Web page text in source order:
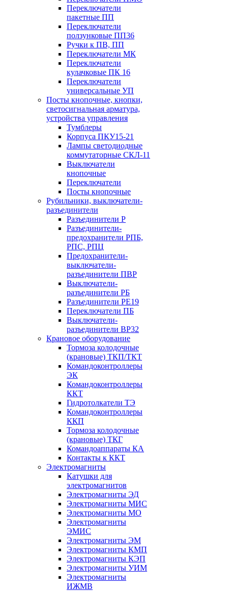
Переключатели
пакетные ПП
Переключатели
ползунковые ПП36
Ручки к ПВ, ПП
Переключатели МК
Переключатели
кулачковые ПК 16
Переключатели
универсальные УП
Посты кнопочные, кнопки,
светосигнальная арматура,
устройства управления
Тумблеры
Корпуса ПКУ15-21
Лампы светодиодные
коммутаторные СКЛ-11
Выключатели
кнопочные
Переключатели
Посты кнопочные
Рубильники, выключатели-
разъединители
Разъединители Р
Разъединители-
предохранители РПБ,
РПС, РПЦ
Предохранители-
выключатели-
разъединители ПВР
Выключатели-
разъединители РБ
Разъединители РЕ19
Переключатели ПБ
Выключатели-
разъединители ВР32
Крановое оборудование
Тормоза колодочные
(крановые) ТКП/ТКТ
Командоконтроллеры
ЭК
Командоконтроллеры
ККТ
Гидротолкатели ТЭ
Командоконтроллеры
ККП
Тормоза колодочные
(крановые) ТКГ
Командоаппараты КА
Контакты к ККТ
Электромагниты
Катушки для
электромагнитов
Электромагниты ЭД
Электромагниты МИС
Электромагниты МО
Электромагниты
ЭМИС
Электромагниты ЭМ
Электромагниты КМП
Электромагниты КЭП
Электромагниты УИМ
Электромагниты
ИЖМВ